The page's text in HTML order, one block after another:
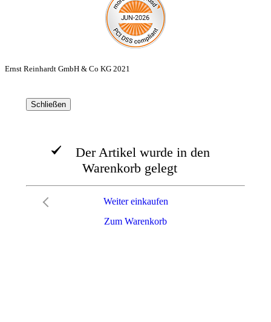
Ernst Reinhardt GmbH & Co KG 2021
Schließen
Der Artikel wurde in den
Warenkorb gelegt
Zum Warenkorb
Weiter einkaufen